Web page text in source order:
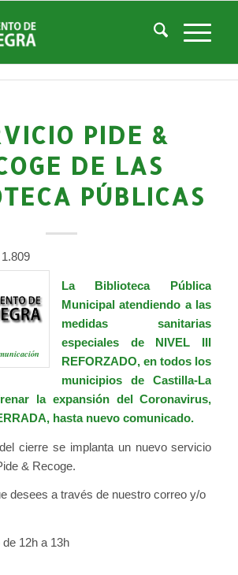
/ Noticias Cultura /
/ Actividades Biblioteca
PIDE &
DE LAS
PÚBLICAS
1.809
La Biblioteca Pública
Municipal atendiendo a las
medidas sanitarias
especiales de NIVEL III
REFORZADO, en todos los
municipios de Castilla-La
la expansión del Coronavirus,
hasta nuevo comunicado.
cierre se implanta un nuevo servicio
& Recoge.
desees a través de nuestro correo y/o
12h a 13h